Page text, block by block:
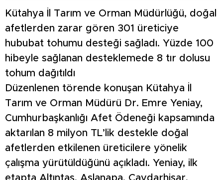
Kütahya İl Tarım ve Orman Müdürlüğü, doğal
afetlerden zarar gören 301 üreticiye
hububat tohumu desteği sağladı. Yüzde 100
hibeyle sağlanan desteklemede 8 tır dolusu
tohum dağıtıldı
Düzenlenen törende konuşan Kütahya İl
Tarım ve Orman Müdürü Dr. Emre Yeniay,
Cumhurbaşkanlığı Afet Ödeneği kapsamında
aktarılan 8 milyon TL’lik destekle doğal
afetlerden etkilenen üreticilere yönelik
çalışma yürütüldüğünü açıkladı. Yeniay, ilk